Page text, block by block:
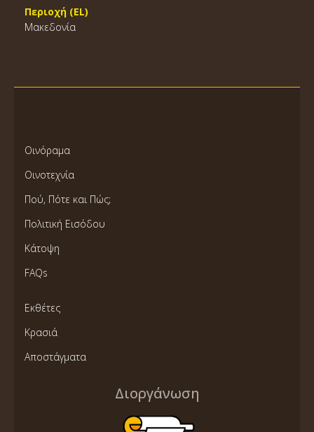
Περιοχή (EL)
Μακεδονία
Οινόραμα
Οινοτεχνία
Πού, Πότε και Πώς;
Πολιτική Εισόδου
Κάτοψη
FAQs
Εκθέτες
Κρασιά
Αποστάγματα
Διοργάνωση